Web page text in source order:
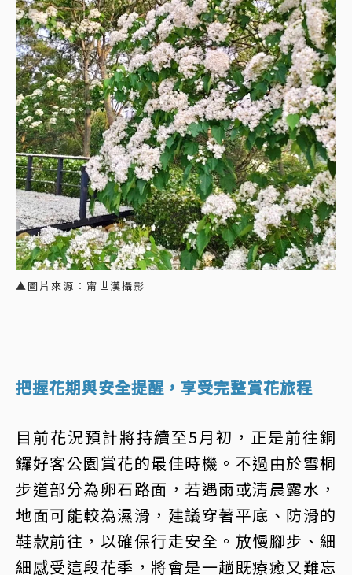
▲圖片來源：甯世漢攝影
把握花期與安全提醒，享受完整賞花旅程
目前花況預計將持續至5月初，正是前往銅
鑼好客公園賞花的最佳時機。不過由於雪桐
步道部分為卵石路面，若遇雨或清晨露水，
地面可能較為濕滑，建議穿著平底、防滑的
鞋款前往，以確保行走安全。放慢腳步、細
細感受這段花季，將會是一趟既療癒又難忘